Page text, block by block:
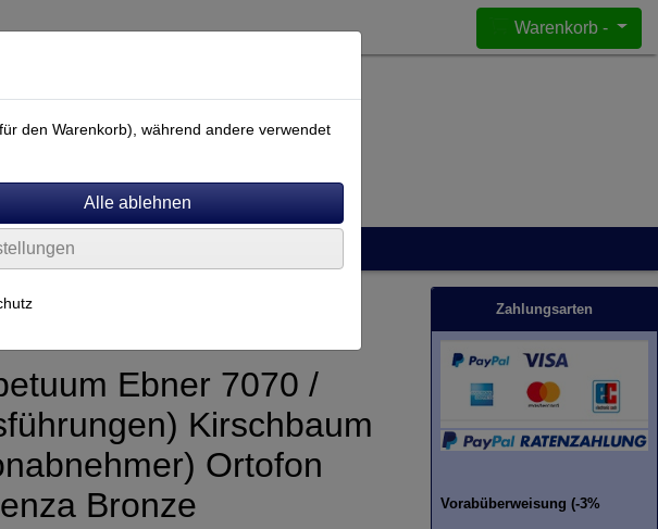
Warenkorb -
Ebner 7070 /
Kirschbaum
Ortofon
Bronze
Zahlungsarten
Vorabüberweisung (-3%
den Warenkorb), während andere verwendet